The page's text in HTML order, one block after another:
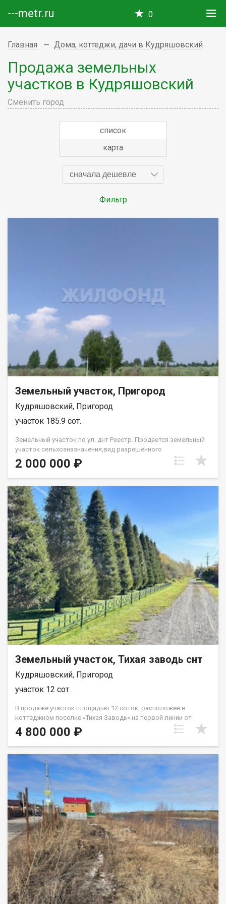
---metr.ru 0
Главная Дома, коттеджи, дачи в Кудряшовский
Продажа земельных
участков в Кудряшовский
Сменить город
список
карта
сначала дешевле
Фильтр
Земельный участок, Пригород
Кудряшовский, Пригород
участок 185.9 сот.
Земельный участок по ул. днт Реестр. Продается земельный
участок сельхозназначения,вид разрешённого
использования :для сельскохозяйственного производства,
площадь 186 соток. Направление Колыванское шоссе, близ
Северного объезда, рядом п.Кудряшовский. Очень удобен для
организации сельскохозяйственного бизнеса Недалеко
расположено озеро и протекает река, есть место для
рыбалки, сосновый бор, прекрасное места для сбора грибов.
Рядом остановка общественного транспорта. В поселке
Кудряшовский развитая инфраструктура: школа, детсад,
магазины,аптеки. Есть возможность приобретения ещё двух
прилегающих участков общей площадью 550 соток.Тогда
развивать бизнес можно в разных направлениях.Приглашаем
к сотрудничеству инвесторов! Возможен обмен на вашу
недвижимость. Возможна продажа в рассрочку. При звонке,
пожалуйста, сообщите номер варианта - JV008054161778.
2 000 000 ₽
Земельный участок, Тихая заводь снт
Кудряшовский, Пригород
участок 12 сот.
В продаже участок площадью 12 соток, расположен в
коттеджном поселке «Тихая Заводь» на первой линии от
набережной реки Обь. Ключевым преимуществом является
готовый капитальный ленточный фундамент глубиной 1,7
метра под дом площадью 120 кв. м, а также отдельный
фундамент под баню 60 кв. м. Участок полностью
подготовлен к строительству: выровнен, отсыпан,
подключены и оплачены центральные коммуникации —
электричество и вода. Газопровод проходит по границе
территории. Внутри фундамента уже подведены все
необходимые инженерные сети, предусмотрены три септика
для дома, бани и будущего гаража. Готовый проект
одноэтажного дома включает три спальни и просторную
кухню-гостиную. Участок обладает исключительной
транспортной доступностью: остановка школьного автобуса
и продуктовый супермаркет находятся в 50 метрах, а
общественный транспорт — в 500 метрах. Расстояние до
центра города составляет 13 км, что занимает 17 минут на
автомобиле без пробок. Местоположение в тупиковой зоне
обеспечивает минимальное количество соседей и
повышенный уровень приватности. Прямой выход к
4 800 000 ₽